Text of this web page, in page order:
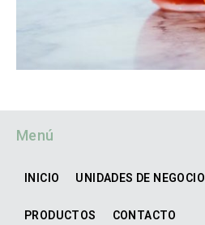
Menú
INICIO UNIDADES DE NEGOCIO
PRODUCTOS CONTACTO